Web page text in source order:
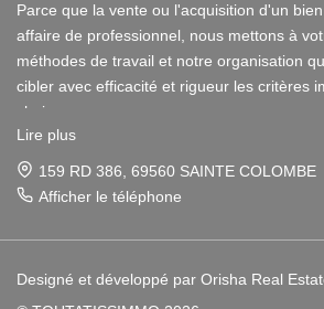
Parce que la vente ou l'acquisition d'un
affaire de professionnel, nous mettons à
méthodes de travail et notre organisation
cibler avec efficacité et rigueur les critères
choix.
Notre disponibilité et notre écoute au sein
immobilières à Vienne et Sainte Colombe
et agréable afin que votre investissement
Notre dynamisme et notre sérieux nous
Lire plus
159 RD 386, 69560 SAINTE COLOMBE
Afficher le téléphone
affaire de professionnel, nous mettons à
méthodes de travail et notre organisation